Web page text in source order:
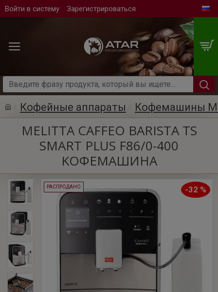
Войти в систему Зарегистрироваться
Кофейные аппараты Кофемашины
MELITTA CAFFEO BARISTA TS
SMART PLUS F86/0-400
KОФЕМАШИНА
РАСПРОДАНО -32 %